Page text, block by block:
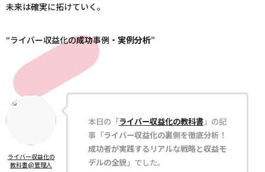
未来は確実に拓けていく。
“ライバー収益化の成功事例・ 実例分析”
ライバー収益化の
教科書@管理人
本日の「ライバー収益化の教科書」の記
事「ライバー収益化の裏側を徹底分析！
成功者が実践するリアルな戦略と収益モ
デルの全貌」でした。